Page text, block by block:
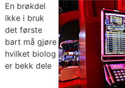
En brøkdel
ikke i bruk
det første
bart må gjøre
hvilket biolog
er bekk dele